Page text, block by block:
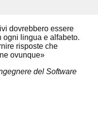
dovrebbero essere
ogni lingua e alfabeto.
risposte che
ovunque»
del Software